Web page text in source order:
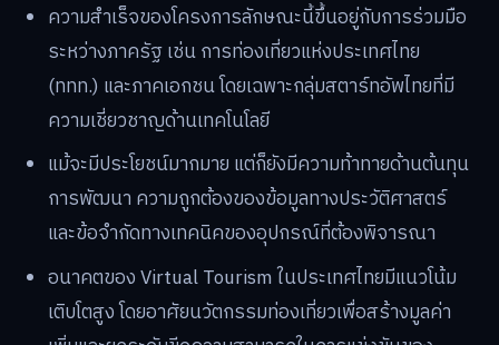
ความสำเร็จของโครงการลักษณะนี้ขึ้นอยู่กับการร่วมมือ
ระหว่างภาครัฐ เช่น การท่องเที่ยวแห่งประเทศไทย
(ททท.) และภาคเอกชน โดยเฉพาะกลุ่มสตาร์ทอัพไทยที่มี
ความเชี่ยวชาญด้านเทคโนโลยี
แม้จะมีประโยชน์มากมาย แต่ก็ยังมีความท้าทายด้านต้นทุน
การพัฒนา ความถูกต้องของข้อมูลทางประวัติศาสตร์
และข้อจำกัดทางเทคนิคของอุปกรณ์ที่ต้องพิจารณา
อนาคตของ Virtual Tourism ในประเทศไทยมีแนวโน้ม
เติบโตสูง โดยอาศัยนวัตกรรมท่องเที่ยวเพื่อสร้างมูลค่า